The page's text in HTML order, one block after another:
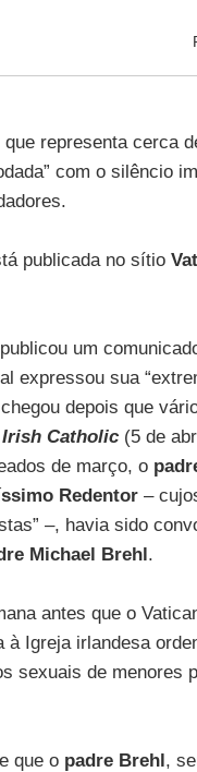
que representa cerca
com o silêncio
publicada no sítio
um
expressou sua
depois que
Irish Catholic (5 de
de março, o
Redentor–
–, havia sido
Michael Brehl.
antes que o
Igreja irlandesa
sexuais de menores
que o padre Brehl,